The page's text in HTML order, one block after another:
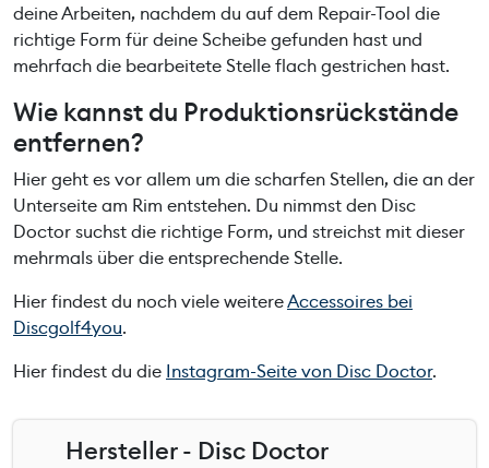
deine Arbeiten, nachdem du auf dem Repair-Tool die
richtige Form für deine Scheibe gefunden hast und
mehrfach die bearbeitete Stelle flach gestrichen hast.
Wie kannst du Produktionsrückstände
entfernen?
Hier geht es vor allem um die scharfen Stellen, die an der
Unterseite am Rim entstehen. Du nimmst den Disc
Doctor suchst die richtige Form, und streichst mit dieser
mehrmals über die entsprechende Stelle.
Hier findest du noch viele weitereAccessoires bei
Discgolf4you.
Hier findest du die Instagram-Seite von Disc Doctor.
Hersteller - Disc Doctor